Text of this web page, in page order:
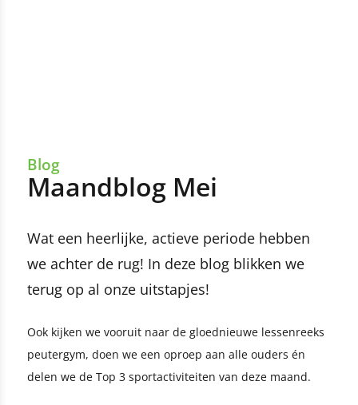
Blog
Maandblog Mei
Wat een heerlijke, actieve periode hebben
we achter de rug! In deze blog blikken we
terug op al onze uitstapjes!
Ook kijken we vooruit naar de gloednieuwe lessenreeks
peutergym, doen we een oproep aan alle ouders én
delen we de Top 3 sportactiviteiten van deze maand.